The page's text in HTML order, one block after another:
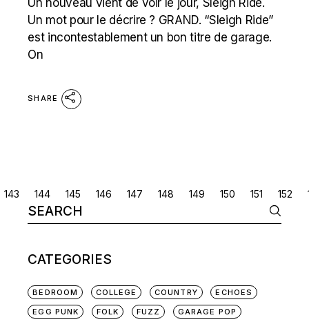
Un mot pour le décrire ? GRAND. “Sleigh Ride”
est incontestablement un bon titre de garage.
On
SHARE
POSTS
NAVIGATION
143 144 145 146 147 148 149 150 151 152
Search
for:
CATEGORIES
BEDROOM COLLEGE COUNTRY
ECHOES
EGG PUNK
FOLK FUZZ
GARAGE POP